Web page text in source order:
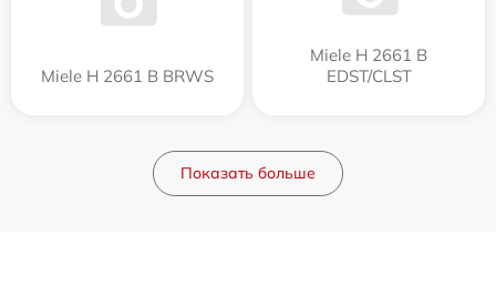
Miele H 2661 B BRWS
Miele H 2661 B
EDST/CLST
Показать больше